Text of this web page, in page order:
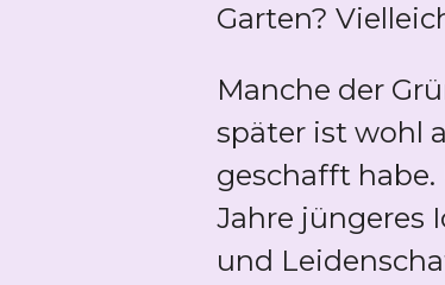
Garten?
Manche der
später ist wohl
geschafft
Jahre jüngeres
und